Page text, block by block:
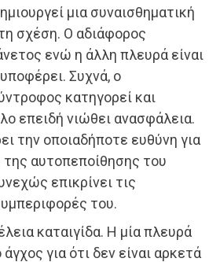
μια συναισθηματική
σχέση. Ο αδιάφορος
ενώ η άλλη πλευρά είναι
Συχνά, ο
κατηγορεί και
επειδή νιώθει ανασφάλεια.
την οποιαδήποτε ευθύνη για
αυτοπεποίθησης του
επικρίνει τις
του.
καταιγίδα. Η μία πλευρά
για ότι δεν είναι αρκετά